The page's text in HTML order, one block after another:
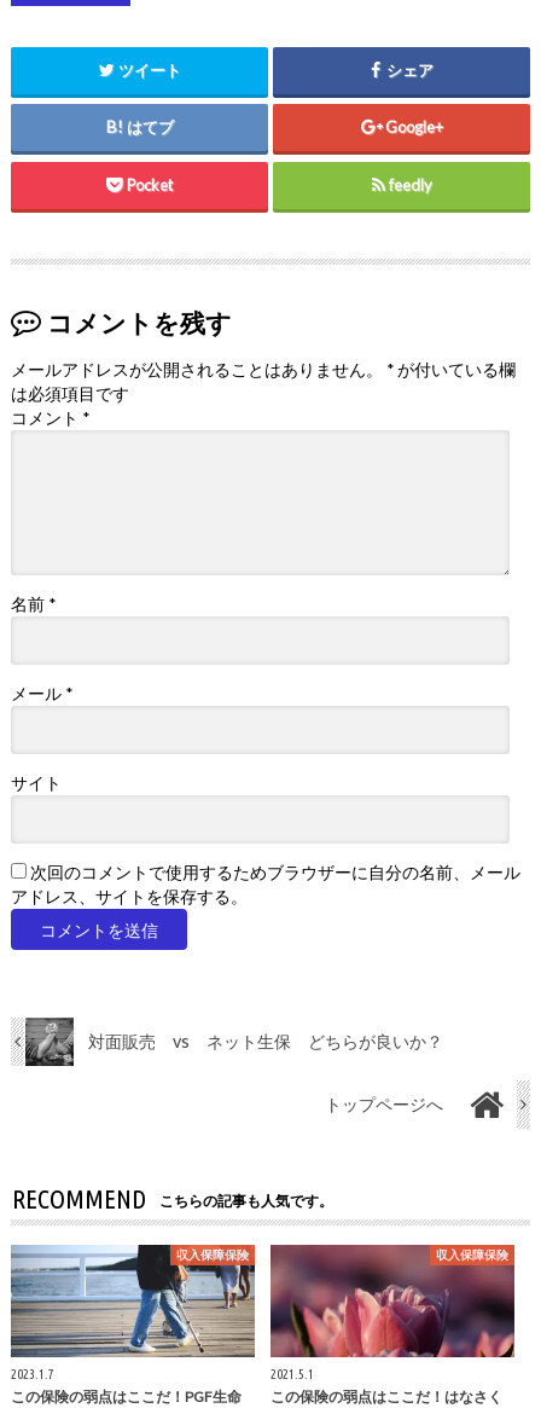
ツイート シェア
はてブ Google+
Pocket feedly
コメントを残す
メールアドレスが公開されることはありません。 *が付いている欄
は必須項目です
コメント *
名前 *
メール *
サイト
次回のコメントで使用するためブラウザーに自分の名前、メール
アドレス、サイトを保存する。
対面販売 vs ネット生保 どちらが良いか？
トップページへ
RECOMMEND こちらの記事も人気です。
収入保障保険
2023.1.7
この保険の弱点はここだ！PGF生命
収入保障保険
2021.5.1
この保険の弱点はここだ！はなさく